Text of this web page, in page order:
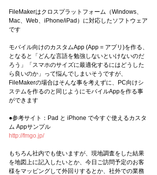
FileMakerはクロスプラットフォーム（Windows、
Mac、Web、iPhone/iPad）に対応したソフトウェア
です
モバイル向けのカスタムApp (App = アプリ)を作る、
となると「どんな言語を勉強しないといけないのだ
ろう」「スマホのサイズに最適化するにはどうした
ら良いのか」って悩んでしまいそうですが、
FileMakerの場合はそんな事を考えずに、PC向けシ
ステムを作るのと同じようにモバイルAppを作る事
ができます
●参考サイト：Pad と iPhone で今すぐ使えるカスタ
ム Appサンプル
http://fmgo.jp/
もちろん社内でも使いますが、現地調査をした結果
を地図上に記入したいとか、今日ご訪問予定のお客
様をマッピングして外回りするとか、社外での業務